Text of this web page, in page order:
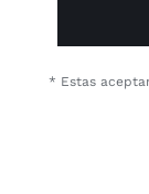
* Estas